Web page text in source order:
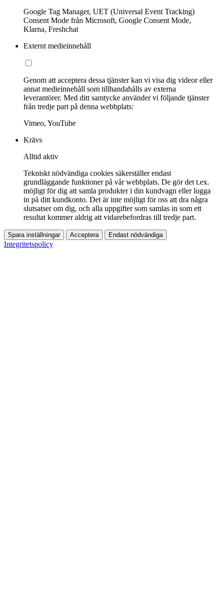
Google Tag Manager, UET (Universal Event Tracking)
Consent Mode från Microsoft, Google Consent Mode,
Klarna, Freshchat
Externt medieinnehåll
Genom att acceptera dessa tjänster kan vi visa dig videor eller
annat medieinnehåll som tillhandahålls av externa
leverantörer. Med ditt samtycke använder vi följande tjänster
från tredje part på denna webbplats:
Vimeo, YouTube
Krävs
Alltid aktiv
Tekniskt nödvändiga cookies säkerställer endast
grundläggande funktioner på vår webbplats. De gör det t.ex.
möjligt för dig att samla produkter i din kundvagn eller logga
in på ditt kundkonto. Det är inte möjligt för oss att dra några
slutsatser om dig, och alla uppgifter som samlas in som ett
resultat kommer aldrig att vidarebefordras till tredje part.
Spara inställningar Acceptera Endast nödvändiga
Integritetspolicy